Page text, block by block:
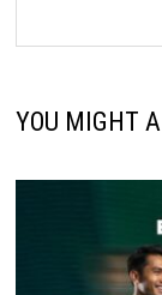
YOU MIGHT